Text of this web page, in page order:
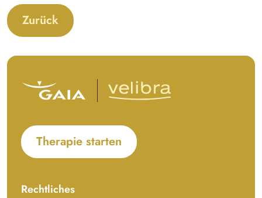
Zurück
Therapie starten
Rechtliches